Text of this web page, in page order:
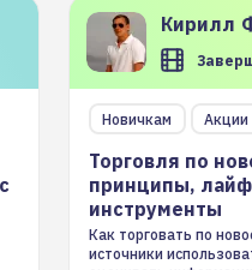
Кирилл
Новичкам Акции
Торговля по
принципы,
инструменты
Как торговать по
источники